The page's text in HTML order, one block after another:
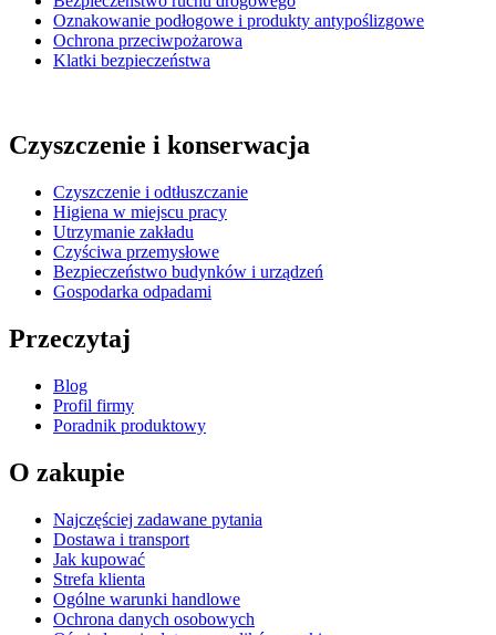
Oznakowanie podłogowe i produkty antypoślizgowe
Ochrona przeciwpożarowa
Klatki bezpieczeństwa
Czyszczenie i konserwacja
Czyszczenie i odtłuszczanie
Higiena w miejscu pracy
Utrzymanie zakładu
Czyściwa przemysłowe
Bezpieczeństwo budynków i urządzeń
Gospodarka odpadami
Przeczytaj
Blog
Profil firmy
Poradnik produktowy
O zakupie
Najczęściej zadawane pytania
Dostawa i transport
Jak kupować
Strefa klienta
Ogólne warunki handlowe
Ochrona danych osobowych